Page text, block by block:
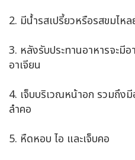
2. มีน้ำรสเปรี้ยวหรือรสขมไห
3. หลังรับประทานอาหารจะมี
อาเจียน
4. เจ็บบริเวณหน้าอก รวมถึง
ลำคอ
5. หืดหอบ ไอ และเจ็บคอ